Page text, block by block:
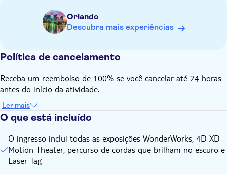
Orlando
Descubra mais experiências
Política de cancelamento
Receba um reembolso de 100% se você cancelar até 24 horas
antes do início da atividade.
Ler mais
O que está incluído
O ingresso inclui todas as exposições WonderWorks, 4D XD
Motion Theater, percurso de cordas que brilham no escuro e
Laser Tag